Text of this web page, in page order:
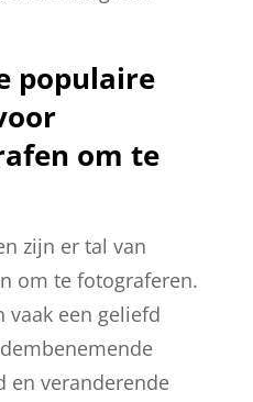
populaire
om te
zijn er tal van
om te fotograferen.
vaak een geliefd
en veranderende